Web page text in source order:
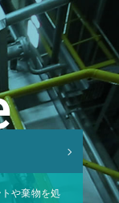
や棄物を処